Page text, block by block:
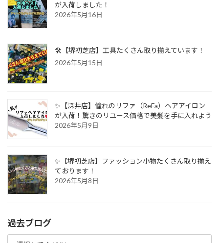
が入荷しました！
2026年5月16日
🛠️【堺初芝店】工具たくさん取り揃えています！
2026年5月15日
✨【深井店】憧れのリファ（ReFa）ヘアアイロン
が入荷！驚きのリユース価格で美髪を手に入れよう
2026年5月9日
✨【堺初芝店】ファッション小物たくさん取り揃え
ております！
2026年5月8日
過去ブログ